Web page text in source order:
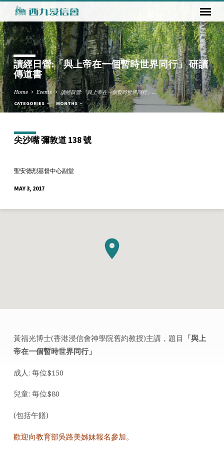
讀經日營:「與上帝在一個暫時世界同行」 研讀
傳道書
Home Events 讀經日營:「與上帝在一個暫時世界同行」…
CATEGORIES MONTHS
尖沙嘴 彌敦道 138 號
聖安德烈基督中心副堂
MAY 3, 2017
讀
日
「與
上
帝
在
一
黃福光博士(香港浸信會神學院舊約教授)主講，題目 「與上
帝在一個暫時世界同行」
成人: 每位$150
兒童: 每位$80
(包括午饍)
歡迎向教育部吳路美姊妹報名參加。